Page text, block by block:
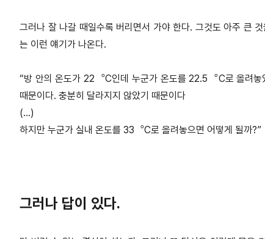
그러나 잘 나갈 때일수록 버리면서 가야 한다. 그것도 아주 큰
는 이런 얘기가 나온다.
“방 안의 온도가 22︒C인데 누군가 온도를 22.5︒C로 올려놓
때문이다. 충분히 달라지지 않았기 때문이다
(…)
하지만 누군가 실내 온도를 33︒C로 올려놓으면 어떻게 될까?”
그러나 답이 있다.